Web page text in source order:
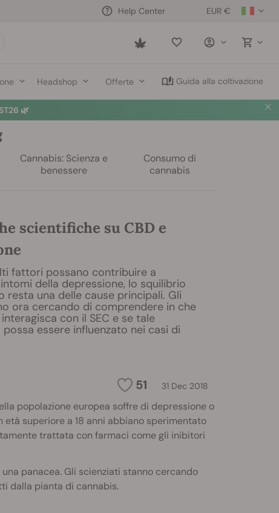
EUR €
Help Center
Saved
Headshop Offerte Guida alla coltivazione
🌿
Cannabis: Scienza e
benessere
Consumo di
cannabis
scientifiche su CBD e
fattori possano contribuire a
della depressione, lo squilibrio
resta una delle cause principali. Gli
ora cercando di comprendere in che
con il SEC e se tale
essere influenzato nei casi di
51 31 Dec 2018
popolazione europea soffre di depressione o
età superiore a 18 anni abbiano sperimentato
trattata con farmaci come gli inibitori
panacea. Gli scienziati stanno cercando
dalla pianta di cannabis.